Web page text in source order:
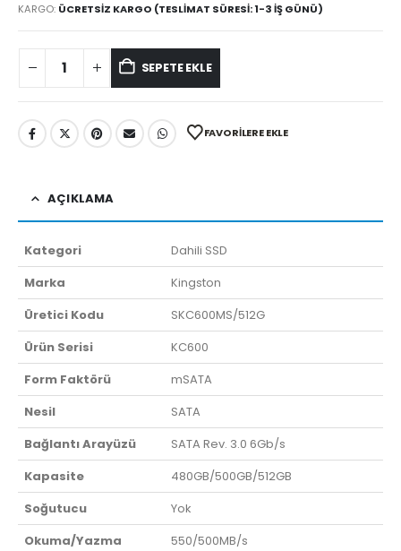
KARGO: ÜCRETSIZ KARGO (TESLIMAT SÜRESI: 1-3 İŞ GÜNÜ)
SEPETE EKLE
FAVORILERE EKLE
AÇIKLAMA
Kategori
Dahili SSD
Marka
Kingston
Üretici Kodu
SKC600MS/512G
Ürün Serisi
KC600
Form Faktörü
mSATA
Nesil
SATA
Bağlantı Arayüzü
SATA Rev. 3.0 6Gb/s
Kapasite
480GB/500GB/512GB
Soğutucu
Yok
Okuma/Yazma
550/500MB/s